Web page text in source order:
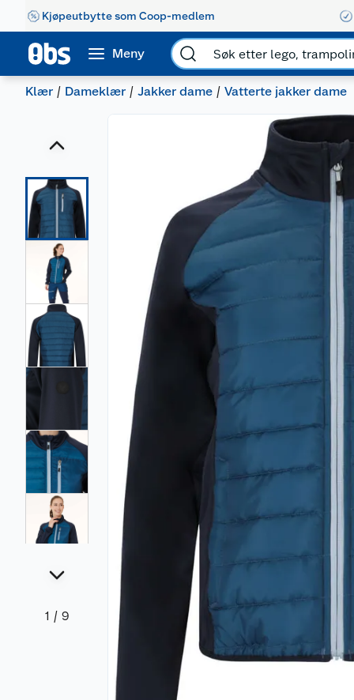
Kjøpeutbytte som Coop-medlem
Meny
Klær Dameklær Jakker dame Vatterte jakker dame
1 / 9